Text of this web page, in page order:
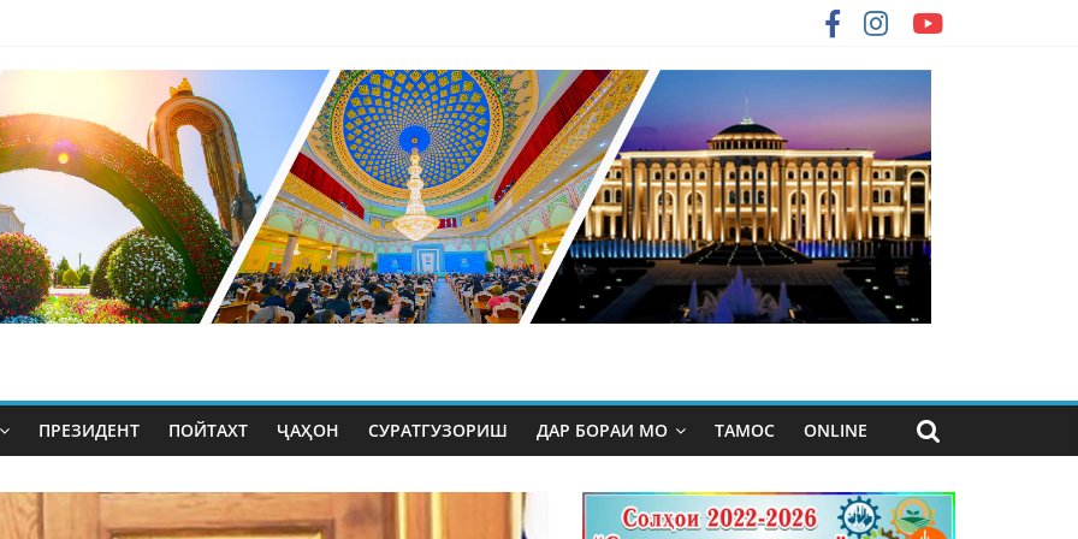
ПРЕЗИДЕНТ ПОЙТАХТ ҶАҲОН СУРАТГУЗОРИШ ДАР БОРАИ МО ТАМОС ONLINE